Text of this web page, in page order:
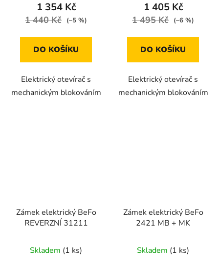
1 354 Kč
1 440 Kč (–5 %)
DO KOŠÍKU
Elektrický otevírač s
mechanickým blokováním
1 405 Kč
1 495 Kč (–6 %)
DO KOŠÍKU
Elektrický otevírač s
mechanickým blokováním
Zámek elektrický BeFo
REVERZNÍ 31211
Skladem (1 ks)
Zámek elektrický BeFo
2421 MB + MK
Skladem (1 ks)